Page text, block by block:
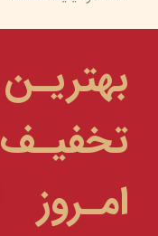
بهتریـن
تخفیـف
امـروز